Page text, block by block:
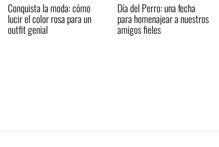
Conquista la moda: cómo
lucir el color rosa para un
outfit genial
Día del Perro: una fecha
para homenajear a nuestros
amigos fieles